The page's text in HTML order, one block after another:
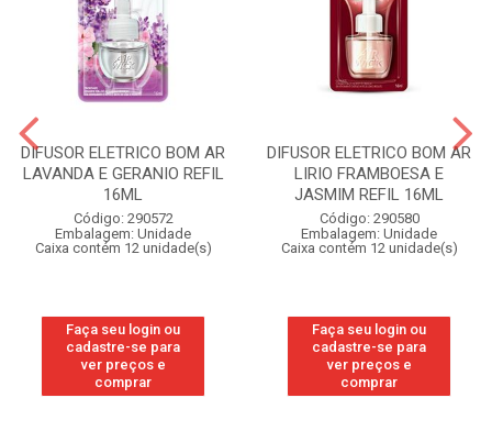
DIFUSOR ELETRICO BOM AR
LAVANDA E GERANIO REFIL
16ML
Código: 290572
Embalagem: Unidade
Caixa contém 12 unidade(s)
Faça seu login ou
cadastre-se para
ver preços e
comprar
DIFUSOR ELETRICO BOM AR
LIRIO FRAMBOESA E
JASMIM REFIL 16ML
Código: 290580
Embalagem: Unidade
Caixa contém 12 unidade(s)
Faça seu login ou
cadastre-se para
ver preços e
comprar